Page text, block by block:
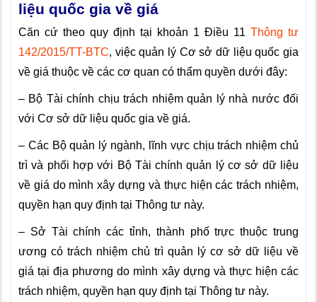
liệu quốc gia về giá
Căn cứ theo quy định tại khoản 1 Điều 11 Thông tư
142/2015/TT-BTC, việc quản lý Cơ sở dữ liệu quốc gia
về giá thuộc về các cơ quan có thẩm quyền dưới đây:
– Bộ Tài chính chịu trách nhiệm quản lý nhà nước đối
với Cơ sở dữ liệu quốc gia về giá.
– Các Bộ quản lý ngành, lĩnh vực chịutrách nhiệm chủ
trì và phối hợp với Bộ Tài chính quản lý cơ sở dữ liệu
về giá do mình xây dựng và thực hiện các trách nhiệm,
quyền hạn quy định tại Thông tư này.
– Sở Tài chính các tỉnh, thành phố trực thuộc trung
ương có trách nhiệm chủ trì quản lý cơ sở dữ liệu về
giá tại địa phương do mình xây dựng và thực hiện các
trách nhiệm, quyền hạn quy định tại Thông tư này.